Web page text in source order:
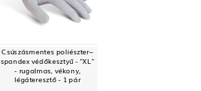
Csúszásmentes poliészter–
spandex védőkesztyű - "XL"
- rugalmas, vékony,
légáteresztő - 1 pár